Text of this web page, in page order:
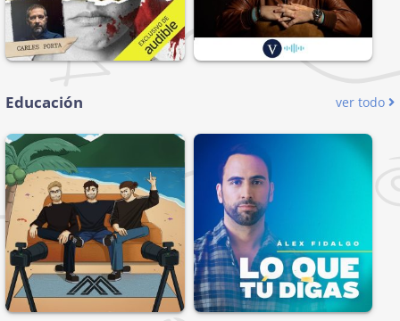
Educación ver todo